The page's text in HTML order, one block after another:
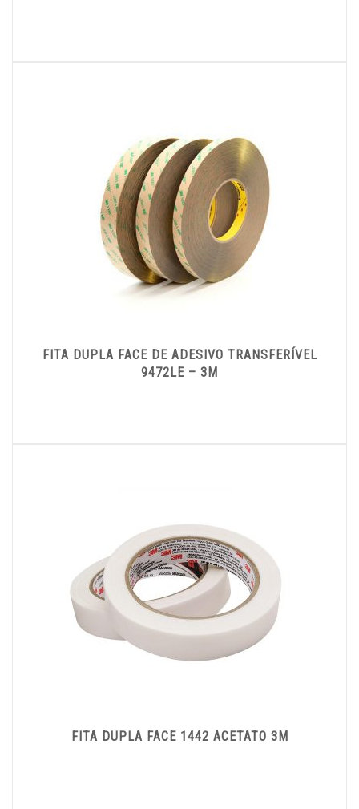
FITA DUPLA FACE DE ADESIVO TRANSFERÍVEL
9472LE – 3M
FITA DUPLA FACE 1442 ACETATO 3M